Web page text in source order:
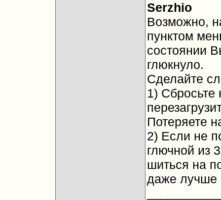
Serzhio
Возможно,
пунктом
состоянии
глюкнуло.
Сделайте
1) Сбросьте
Потеряете
2) Если не
глючной из
шиться на
даже лучше